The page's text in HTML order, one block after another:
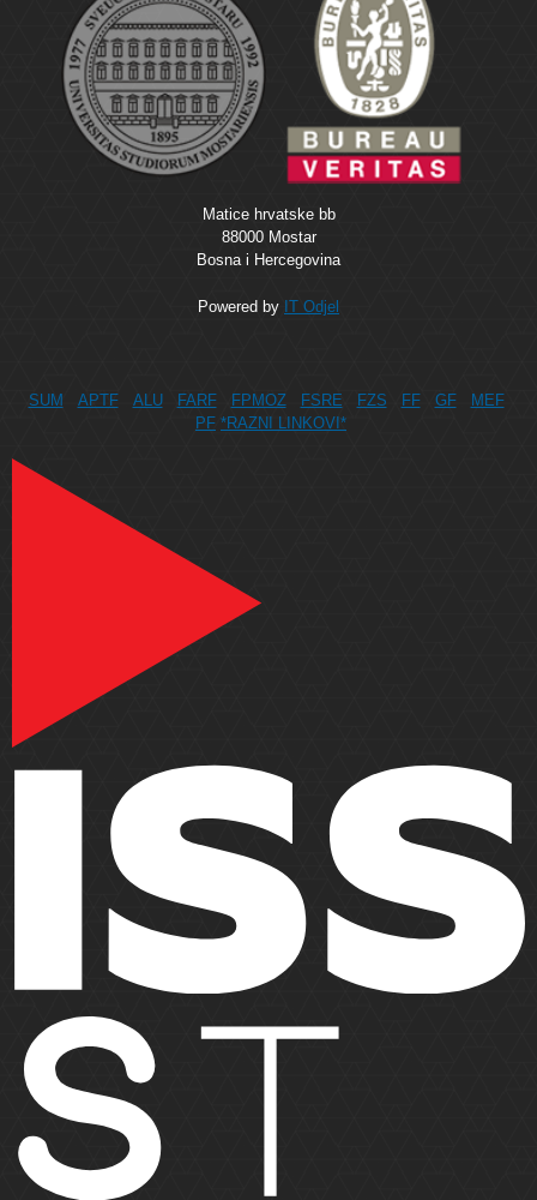
Matice hrvatske bb
88000 Mostar
Bosna i Hercegovina
Powered by IT Odjel
SUM APTF ALU FARF FPMOZ FSRE FZS FF GF
MEF
PF *RAZNI LINKOVI*